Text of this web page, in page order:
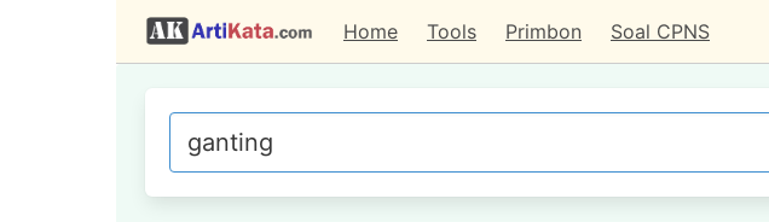
Home Tools Primbon Soal CPNS